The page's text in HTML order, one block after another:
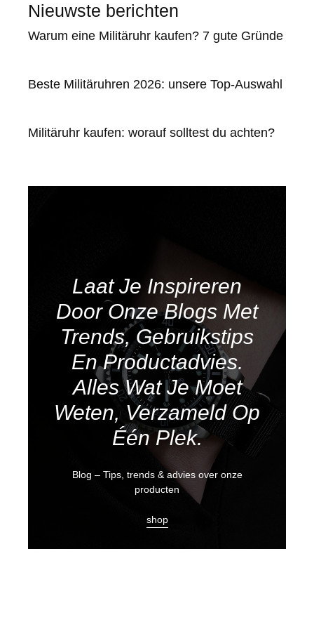
Nieuwste berichten
Warum eine Militäruhr kaufen? 7 gute Gründe
Beste Militäruhren 2026: unsere Top-Auswahl
Militäruhr kaufen: worauf solltest du achten?
Laat Je Inspireren
Door Onze Blogs Met
Trends, Gebruikstips
En Productadvies.
Alles Wat Je Moet
Weten, Verzameld Op
Één Plek.
Blog – Tips, trends & advies over onze
producten
shop